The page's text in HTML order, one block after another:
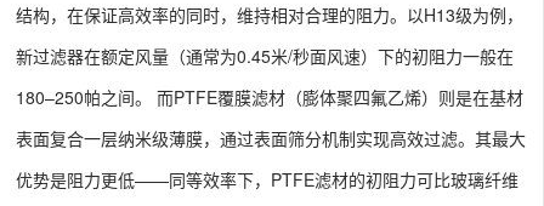
结构，在保证高效率的同时，维持相对合理的阻力。以H13级为例，
新过滤器在额定风量（通常为0.45米/秒面风速）下的初阻力一般在
180–250帕之间。 而PTFE覆膜滤材（膨体聚四氟乙烯）则是在基材
表面复合一层纳米级薄膜，通过表面筛分机制实现高效过滤。其最大
优势是阻力更低——同等效率下，PTFE滤材的初阻力可比玻璃纤维